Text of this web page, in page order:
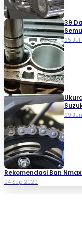
39
25 Jul
09
Rekomendasi Ban
24 Sep 2020